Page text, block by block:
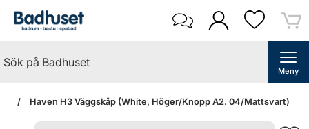
Meny
Haven H3 Väggskåp (White, Höger/Knopp A2. 04/Mattsvart)